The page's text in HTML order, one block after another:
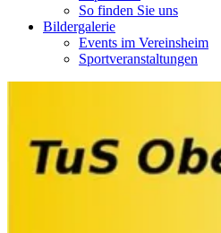
So finden Sie uns
Bildergalerie
Events im Vereinsheim
Sportveranstaltungen